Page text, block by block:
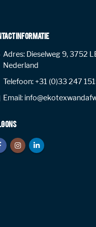
INFORMATIE
Adres: Dieselweg 9, 3752
Nederland
Telefoon: +31 (0)33 247
Email:
ONS